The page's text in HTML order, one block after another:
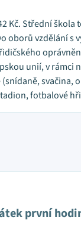
Kč. Střední
vzdělání
unií, v rámci
svačina,
fotbalové
první